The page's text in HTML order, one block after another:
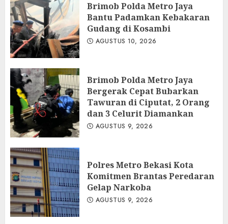
Brimob Polda Metro Jaya
Bantu Padamkan Kebakaran
Gudang di Kosambi
AGUSTUS 10, 2026
Brimob Polda Metro Jaya
Bergerak Cepat Bubarkan
Tawuran di Ciputat, 2 Orang
dan 3 Celurit Diamankan
AGUSTUS 9, 2026
Polres Metro Bekasi Kota
Komitmen Brantas Peredaran
Gelap Narkoba
AGUSTUS 9, 2026